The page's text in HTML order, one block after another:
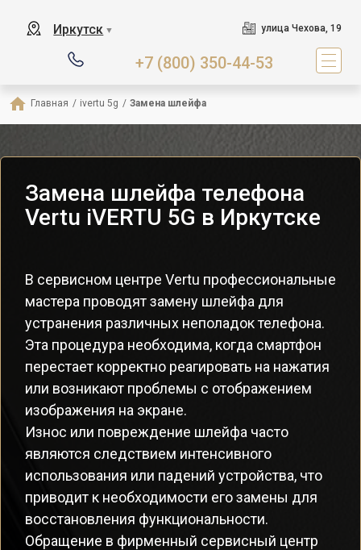
Иркутск ▼ улица Чехова, 19
+7 (800) 350-44-53
Главная / ivertu 5g / Замена шлейфа
Замена шлейфа телефона
Vertu iVERTU 5G в Иркутске
В сервисном центре Vertu профессиональные
мастера проводят замену шлейфа для
устранения различных неполадок телефона.
Эта процедура необходима, когда смартфон
перестает корректно реагировать на нажатия
или возникают проблемы с отображением
изображения на экране.
Износ или повреждение шлейфа часто
являются следствием интенсивного
использования или падений устройства, что
приводит к необходимости его замены для
восстановления функциональности.
Обращение в фирменный сервисный центр